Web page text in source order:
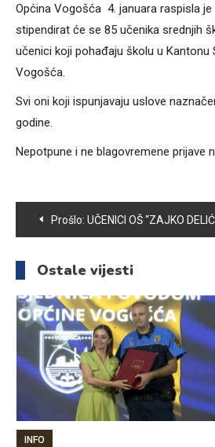
Općina Vogošća 4. januara raspisla
stipendirat će se 85 učenika srednjih
učenici koji pohađaju školu u Kantonu
Vogošća.
Svi oni koji ispunjavaju uslove
godine.
Nepotpune i ne blagovremene prijave
Navigacija
članaka
Prošlo: UČENICI OŠ “ZAJKO DELIĆ” PRVO POLUGODIŠTE ZAVRŠILI
Ostale vijesti
INFO